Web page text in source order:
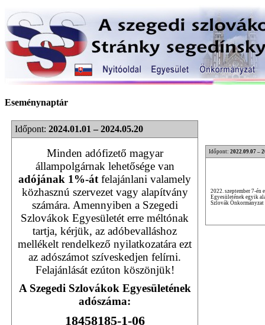
Eseménynaptár
Időpont: 2024.01.01 – 2024.05.20
Minden adófizető magyar
állampolgárnak lehetősége van
adójának 1%-át felajánlani valamely
közhasznú szervezet vagy alapítvány
számára. Amennyiben a Szegedi
Szlovákok Egyesületét erre méltónak
tartja, kérjük, az adóbevalláshoz
mellékelt rendelkező nyilatkozatára ezt
az adószámot szíveskedjen felírni.
Felajánlását ezúton köszönjük!
A Szegedi Szlovákok Egyesületének
adószáma:
18458185-1-06
Időpont: 2022.09.07 –
2022. szeptember 7-én
Egyesületének egyik
Szlovák